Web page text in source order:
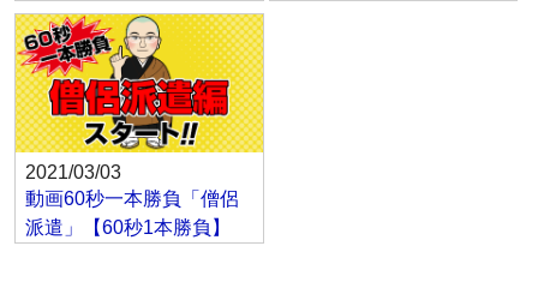
2021/03/03
動画60秒一本勝負「僧侶
派遣」【60秒1本勝負】